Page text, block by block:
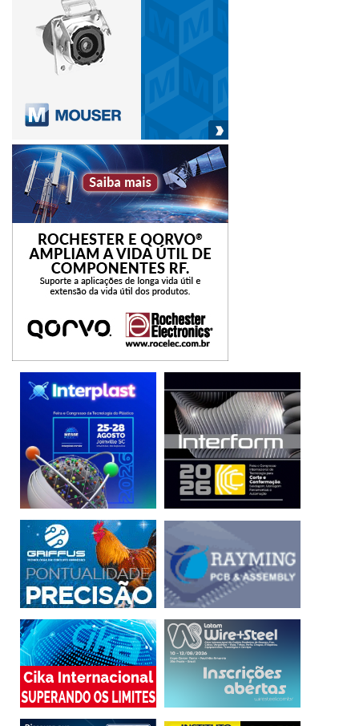
O analisador de espectro Snyper-5G Graphyte (GL) da
Siretta é um analisador de sinal de rede multilíngue e
registrador de sinal celular de alto desempenho. Este
5G NR, 4G LTE, LTE-M, NB-IoT e 2G/GSM. As aplicações
típicas incluem a avaliação do desempenho das
operadoras de rede “preferenciais”, a determinação do
posicionamento ideal da antena e o aprimoramento do
levantamento celular de instalações novas e existentes.
O roteador industrial 5G RUTX50 da Teltonika é um
dispositivo industrial multi-rede que permite comunicação
móvel 5G para aplicações de alta velocidade e com uso
intenso de dados. O roteador integra tecnologia 5G com
várias interfaces e recursos de hardware industrial,
resultando em adaptabilidade de atualização/expansão
futura. Possui comunicação celular 5G dual SIM mesclada
com 5 portas Gigabit Ethernet e Wi-Fi de banda dupla,
permitindo transferência de dados com latência ultrabaixa.
Compatível com o Sistema de Gerenciamento Remoto
(RMS), o roteador é otimizado para recursos de
gerenciamento e monitoramento remoto de grandes frotas
de dispositivos.
Os conectores flexíveis RF 5G25 da Molex apresentam um
design de blindagem que suporta sinais de alta frequência
de até 25 GHz. Esses conectores permitem que os
projetistas de módulos de antenas de RF e dispositivos
móveis combinem sinais de RF e não-RF, reduzindo a